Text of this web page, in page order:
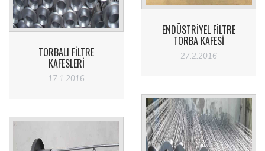
ENDÜSTRIYEL FILTRE
TORBA KAFESI
27.2.2016
TORBALI FILTRE
KAFESLERI
17.1.2016